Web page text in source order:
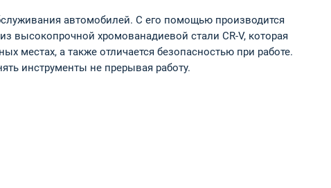
автомобилей. С его помощью производится
высокопрочной хромованадиевой стали CR-V, которая
местах, а также отличается безопасностью при работе.
инструменты не прерывая работу.